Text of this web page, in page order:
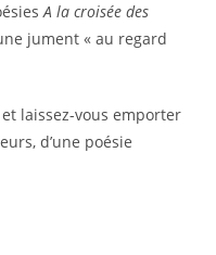
A la croisée des
jument « au regard
laissez-vous emporter
d’une poésie